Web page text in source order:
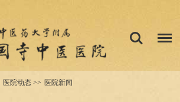
医院动态 >> 医院新闻